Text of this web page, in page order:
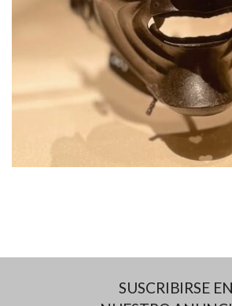
SUSCRIBIRSE EN